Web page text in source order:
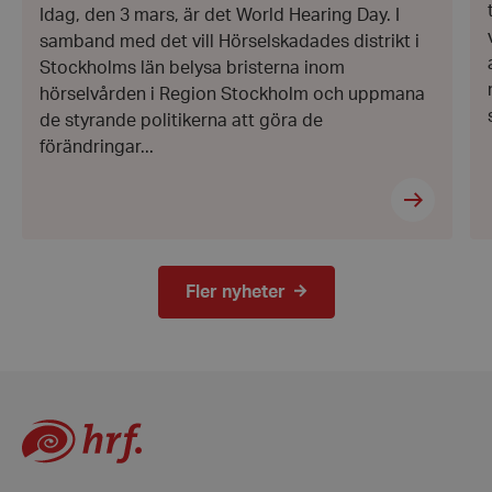
Idag, den 3 mars, är det World Hearing Day. I
samband med det vill Hörselskadades distrikt i
Stockholms län belysa bristerna inom
hörselvården i Region Stockholm och uppmana
de styrande politikerna att göra de
förändringar...
Fler nyheter
hrf-popup-closed-*
Inc.